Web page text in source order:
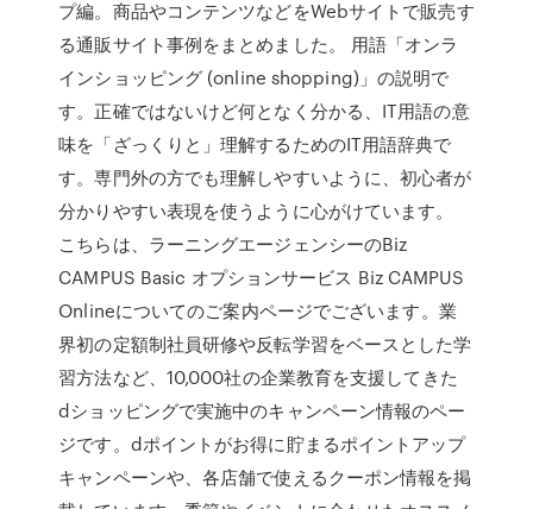
プ編。商品やコンテンツなどをWebサイトで販売す
る通販サイト事例をまとめました。 用語「オンラ
インショッピング (online shopping)」の説明で
す。正確ではないけど何となく分かる、IT用語の意
味を「ざっくりと」理解するためのIT用語辞典で
す。専門外の方でも理解しやすいように、初心者が
分かりやすい表現を使うように心がけています。
こちらは、ラーニングエージェンシーのBiz
CAMPUS Basic オプションサービス Biz CAMPUS
Onlineについてのご案内ページでございます。業
界初の定額制社員研修や反転学習をベースとした学
習方法など、10,000社の企業教育を支援してきた
dショッピングで実施中のキャンペーン情報のペー
ジです。dポイントがお得に貯まるポイントアップ
キャンペーンや、各店舗で使えるクーポン情報を掲